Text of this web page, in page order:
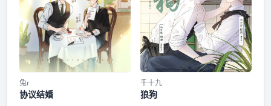
第十三集·险象迭生
第十四集·血烬残阳
第十五集·刺客罗宣（上）
Diuz 监制/作词：檀烧@檀烧 作曲/编曲：丢子 演唱：老虎欧巴
@持一承_老虎欧巴、灰老板@灰老板 混音及母带：丢子 题
字：叹书 海报设计：瓶子 出品：漫播app@漫播 x青丘九尾音
乐社@青丘九尾音乐社 ——禁止盗版、篡改、用于其他商业用
途等行为，违者必追究法律责任——
兔r
协议结婚
千十九
狼狗